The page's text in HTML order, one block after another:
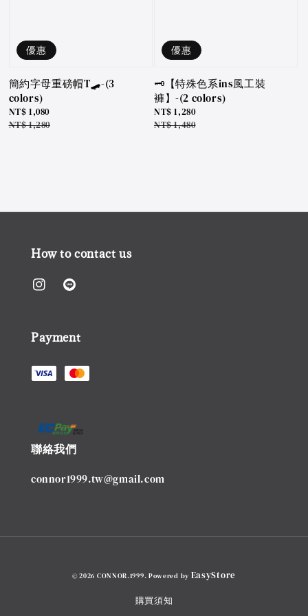
優惠
簡約字母重磅帽T🛹-(3
colors)
Sale
price
NT$ 1,080
Regular
NT$ 1,280
優惠
🗝️【特殊色系ins風工裝
褲】-(2 colors)
Sale
price
NT$ 1,280
Regular
NT$ 1,480
How to contact us
Payment
聯絡我們
connor1999.tw@gmail.com
© 2026 CONNOR.1999. Powered by EasyStore
購買須知